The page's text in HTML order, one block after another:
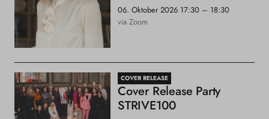
06. Oktober 2026 17:30 – 18:30
via Zoom
COVER RELEASE
Cover Release Party
STRIVE100